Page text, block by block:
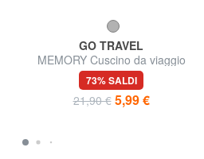
GO TRAVEL
MEMORY Cuscino da viaggio
gonfiabile
73% SALDI
21,90 € 5,99 €